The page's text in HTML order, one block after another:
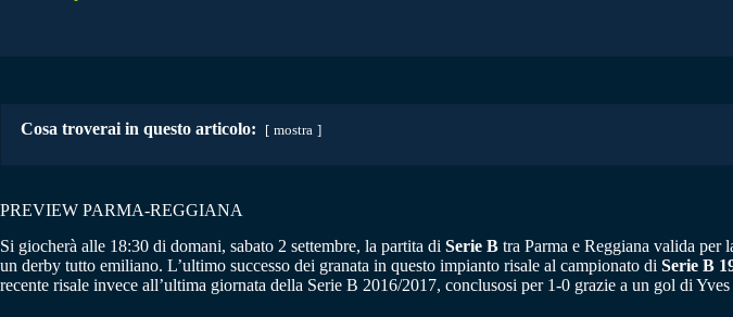
Cosa troverai in questo articolo: mostra
PREVIEW PARMA-REGGIANA
Si giocherà alle 18:30 di domani, sabato 2 settembre, la partita di Serie B tra Parma e Reggiana valida per
un derby tutto emiliano. L’ultimo successo dei granata in questo impianto risale al campionato di Serie B
recente risale invece all’ultima giornata della Serie B 2016/2017, conclusosi per 1-0 grazie a un gol di